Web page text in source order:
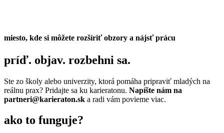
miesto, kde si môžete rozšíriť obzory a nájsť prácu
príď. objav. rozbehni sa.
Ste zo školy alebo univerzity, ktorá pomáha pripraviť mladých na
reálnu prax? Pridajte sa ku karieratonu. Napíšte nám na
partneri@karieraton.sk a radi vám povieme viac.
ako to funguje?